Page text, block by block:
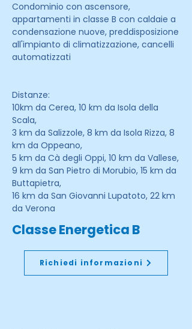
Condominio con ascensore,
appartamenti in classe B con caldaie a
condensazione nuove, preddisposizione
all'impianto di climatizzazione, cancelli
automatizzati
Distanze:
10km da Cerea, 10 km da Isola della
Scala,
3 km da Salizzole, 8 km da Isola Rizza, 8
km da Oppeano,
5 km da Cà degli Oppi, 10 km da Vallese,
9 km da San Pietro di Morubio, 15 km da
Buttapietra,
16 km da San Giovanni Lupatoto, 22 km
da Verona
Classe Energetica B
Richiedi informazioni